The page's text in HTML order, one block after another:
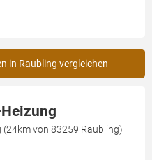
in Raubling vergleichen
von 83259 Raubling)